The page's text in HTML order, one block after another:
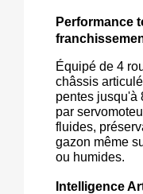
Performance
Équipé de 4
châssis
pentes jusqu'à
par
fluides,
gazon même
ou humides.
Intelligence